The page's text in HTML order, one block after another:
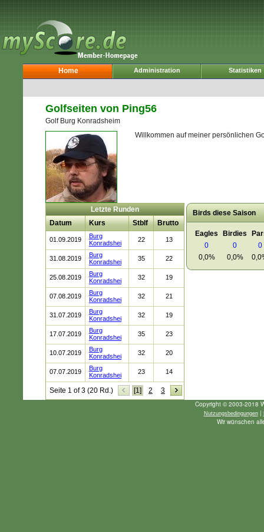
Home Administration Statistiken
Golfseiten von Ping56
Golf Burg Konradsheim
Willkommen auf meiner persönlichen
Letzte Runden
Datum
Kurs Stblf Brutto
01.09.2019
Burg
Konradshei
22 13
31.08.2019
Burg
Konradshei
35 22
25.08.2019
Burg
Konradshei
32 19
07.08.2019
Burg
Konradshei
32 21
31.07.2019
Burg
Konradshei
32 19
17.07.2019
Burg
Konradshei
35 23
10.07.2019
Burg
Konradshei
32 20
07.07.2019
Burg
Konradshei
23 14
Seite 1 of 3 (20 Rd.) [1] 2 3
Birds diese Saison
Eagles Birdies
0
0
0
0,0%
0,0%
Copyright © 2003-2018
Nutzungsbedingungen|
Wir wünschen